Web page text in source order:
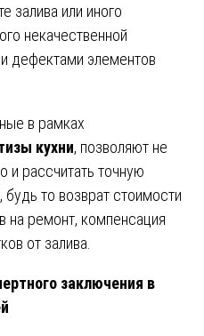
залива или иного
некачественной
дефектами элементов
в рамках
кухни, позволяют не
и рассчитать точную
то возврат стоимости
на ремонт, компенсация
от залива.
заключения в